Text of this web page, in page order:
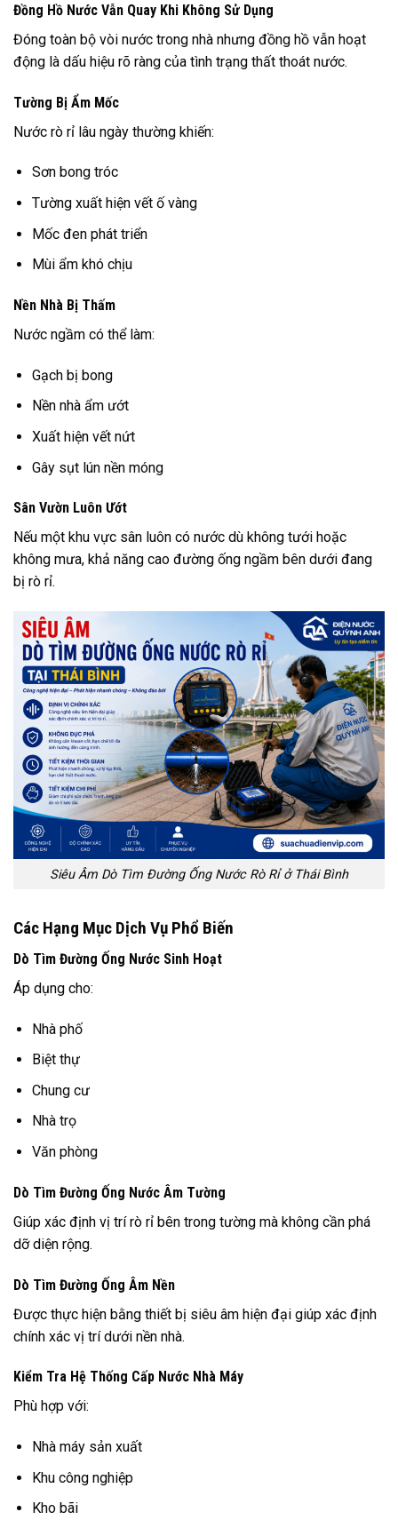
Đồng Hồ Nước Vẫn Quay Khi Không Sử Dụng
Đóng toàn bộ vòi nước trong nhà nhưng đồng hồ vẫn hoạt
động là dấu hiệu rõ ràng của tình trạng thất thoát nước.
Tường Bị Ẩm Mốc
Nước rò rỉ lâu ngày thường khiến:
Sơn bong tróc
Tường xuất hiện vết ố vàng
Mốc đen phát triển
Mùi ẩm khó chịu
Nền Nhà Bị Thấm
Nước ngầm có thể làm:
Gạch bị bong
Nền nhà ẩm ướt
Xuất hiện vết nứt
Gây sụt lún nền móng
Sân Vườn Luôn Ướt
Nếu một khu vực sân luôn có nước dù không tưới hoặc
không mưa, khả năng cao đường ống ngầm bên dưới đang
bị rò rỉ.
Siêu Âm Dò Tìm Đường Ống Nước Rò Rỉ ở Thái Bình
Các Hạng Mục Dịch Vụ Phổ Biến
Dò Tìm Đường Ống Nước Sinh Hoạt
Áp dụng cho:
Nhà phố
Biệt thự
Chung cư
Nhà trọ
Văn phòng
Dò Tìm Đường Ống Nước Âm Tường
Giúp xác định vị trí rò rỉ bên trong tường mà không cần phá
dỡ diện rộng.
Dò Tìm Đường Ống Âm Nền
Được thực hiện bằng thiết bị siêu âm hiện đại giúp xác định
chính xác vị trí dưới nền nhà.
Kiểm Tra Hệ Thống Cấp Nước Nhà Máy
Phù hợp với:
Nhà máy sản xuất
Khu công nghiệp
Kho bãi